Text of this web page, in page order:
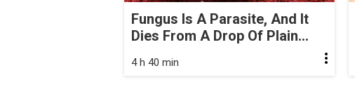
Fungus Is A Parasite, And It
Dies From A Drop Of Plain...
4 h 40 min